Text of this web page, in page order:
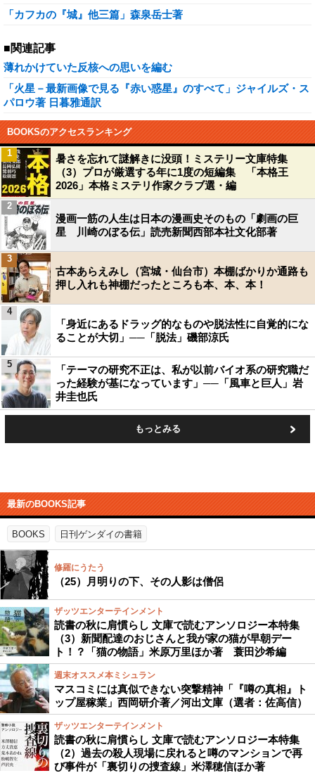
「カフカの『城』他三篇」森泉岳士著
■関連記事
薄れかけていた反核への思いを編む
「火星－最新画像で見る『赤い惑星』のすべて」ジャイルズ・ス
パロウ著 日暮雅通訳
BOOKSのアクセスランキング
暑さを忘れて謎解きに没頭！ミステリー文庫特集
（3）プロが厳選する年に1度の短編集 「本格王
2026」本格ミステリ作家クラブ選・編
1
漫画一筋の人生は日本の漫画史そのもの「劇画の巨
星 川崎のぼる伝」読売新聞西部本社文化部著
2
古本あらえみし（宮城・仙台市）本棚ばかりか通路も
押し入れも神棚だったところも本、本、本！
3
「身近にあるドラッグ的なものや脱法性に自覚的にな
ることが大切」──「脱法」磯部涼氏
4
「テーマの研究不正は、私が以前バイオ系の研究職だ
った経験が基になっています」──「風車と巨人」岩
井圭也氏
5
もっとみる
最新のBOOKS記事
BOOKS 日刊ゲンダイの書籍
修羅にうたう
（25）月明りの下、その人影は僧侶
ザッツエンターテインメント
読書の秋に肩慣らし 文庫で読むアンソロジー本特集
（3）新聞配達のおじさんと我が家の猫が早朝デー
ト！？「猫の物語」米原万里ほか著 蓑田沙希編
週末オススメ本ミシュラン
マスコミには真似できない突撃精神「『噂の真相』ト
ップ屋稼業」西岡研介著／河出文庫（選者：佐高信）
ザッツエンターテインメント
読書の秋に肩慣らし 文庫で読むアンソロジー本特集
（2）過去の殺人現場に戻れると噂のマンションで再
び事件が「裏切りの捜査線」米澤穂信ほか著